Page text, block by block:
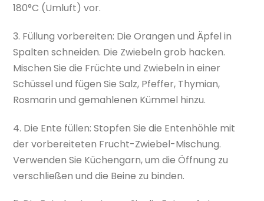
180°C (Umluft) vor.
3. Füllung vorbereiten: Die Orangen und Äpfel in
Spalten schneiden. Die Zwiebeln grob hacken.
Mischen Sie die Früchte und Zwiebeln in einer
Schüssel und fügen Sie Salz, Pfeffer, Thymian,
Rosmarin und gemahlenen Kümmel hinzu.
4. Die Ente füllen: Stopfen Sie die Entenhöhle mit
der vorbereiteten Frucht-Zwiebel-Mischung.
Verwenden Sie Küchengarn, um die Öffnung zu
verschließen und die Beine zu binden.